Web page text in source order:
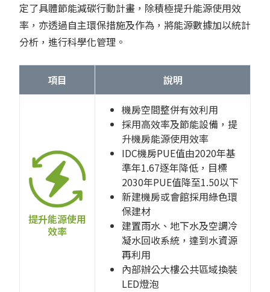
定了具體節能減碳行動計畫，除積極提升能源使用效
率，亦透過自主環保措施及作為，將能源數據加以統計
分析，進行科學化管理。
項目 說明
提升能源使用
效率
機房空間整併有效利用
採用高效率及節能設備，提
升機房能源使用效率
IDC機房PUE值由2020年基
準年1.67逐年降低，目標
2030年PUE值降至1.50以下
新建機房或會館採用綠色環
保建材
建置雨水、地下水及空調冷
凝水回收系統，達到水資源
再利用
內部辦公大樓公共區域換裝
LED燈泡